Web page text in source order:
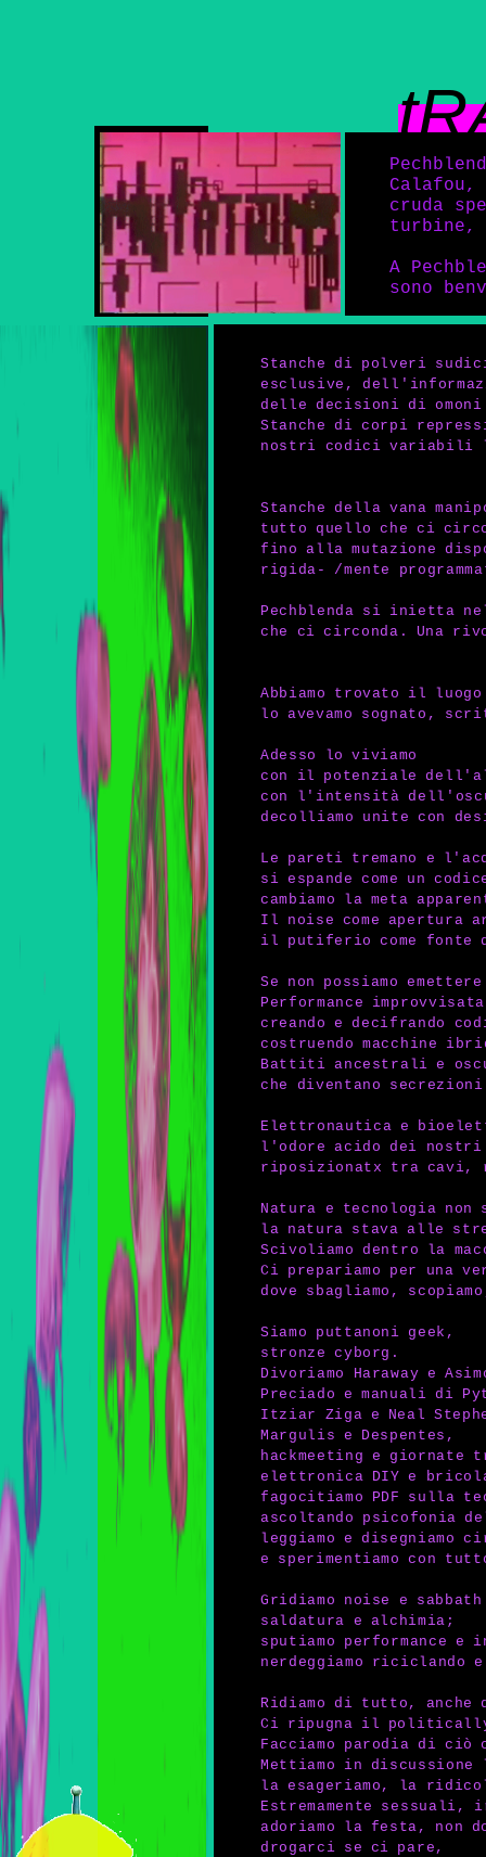
Stanche di polveri
esclusive,
delle decisioni di omoni
Stanche di corpi
nostri codici variabili
Stanche della vana
tutto quello che ci
fino alla mutazione
rigida- /mente
Pechblenda si inietta
che ci circonda. Una
Abbiamo trovato il
lo avevamo sognato,
Adesso lo viviamo
con il potenziale
con l'intensità
decolliamo unite con
Le pareti tremano e
si espande come un
cambiamo la meta
Il noise come apertura
il putiferio come fonte
Se non possiamo
Performance improvvisata
creando e decifrando
costruendo macchine
Battiti ancestrali e
che diventano
Elettronautica e
l'odore acido dei nostri
riposizionatx tra cavi,
Natura e tecnologia
la natura stava alle
Scivoliamo dentro la
Ci prepariamo per una
dove sbagliamo,
Siamo puttanoni geek,
stronze cyborg.
Divoriamo Haraway e
Preciado e manuali di
Itziar Ziga e Neal
Margulis e Despentes,
hackmeeting e giornate
elettronica DIY e
fagocitiamo PDF sulla
ascoltando psicofonia
leggiamo e disegniamo
e sperimentiamo con
Gridiamo noise e
saldatura e alchimia;
sputiamo performance
nerdeggiamo riciclando
Ridiamo di tutto,
Ci ripugna il
Facciamo parodia di ciò
Mettiamo in
la esageriamo, la
Estremamente
adoriamo la festa, non
drogarci se ci pare,
Calafou,
cruda
turbine,
A
sono